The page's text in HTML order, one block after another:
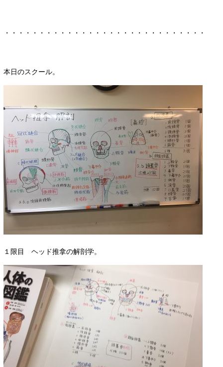
・・・・・・・・・・・・・・・・・・・・・・・・・・・・・
本日のスクール。
１限目 ヘッド推拿の解剖学。